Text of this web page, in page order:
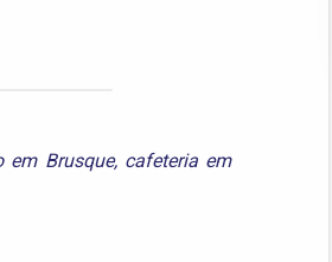
em Brusque, cafeteria em